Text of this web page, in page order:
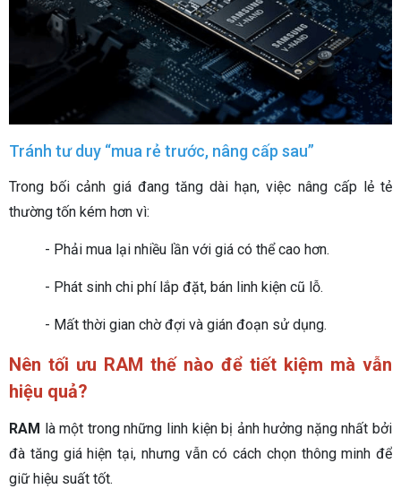
Tránh tư duy “mua rẻ trước, nâng cấp sau”
Trong bối cảnh giá đang tăng dài hạn, việc nâng cấp lẻ tẻ
thường tốn kém hơn vì:
- Phải mua lại nhiều lần với giá có thể cao hơn.
- Phát sinh chi phí lắp đặt, bán linh kiện cũ lỗ.
- Mất thời gian chờ đợi và gián đoạn sử dụng.
Nên tối ưu RAM thế nào để tiết kiệm mà vẫn
hiệu quả?
RAM là một trong những linh kiện bị ảnh hưởng nặng nhất bởi
đà tăng giá hiện tại, nhưng vẫn có cách chọn thông minh để
giữ hiệu suất tốt.